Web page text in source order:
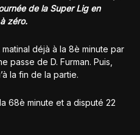
de la Super Lig en
zéro.
déjà à la 8è minute par
passe de D. Furman. Puis,
la fin de la partie.
68è minute et a disputé 22